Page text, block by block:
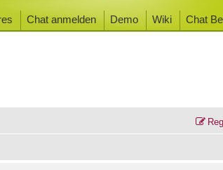
Chat anmelden Demo Wiki Chat